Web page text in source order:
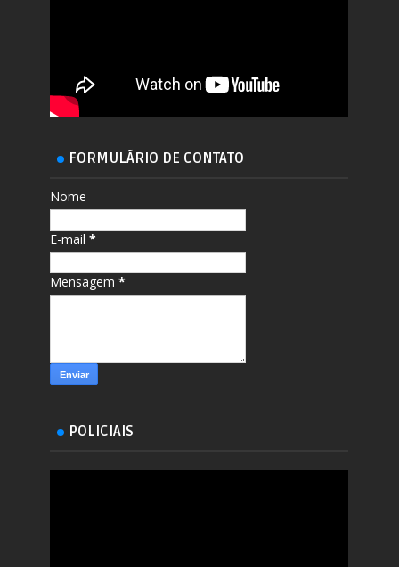
FORMULÁRIO DE CONTATO
Nome
E-mail*
Mensagem*
POLICIAIS